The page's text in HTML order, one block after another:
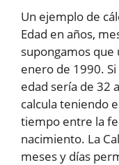
Un ejemplo de
Edad en años,
supongamos que
enero de 1990.
edad sería de 32
calcula teniendo
tiempo entre la
nacimiento. La
meses y días